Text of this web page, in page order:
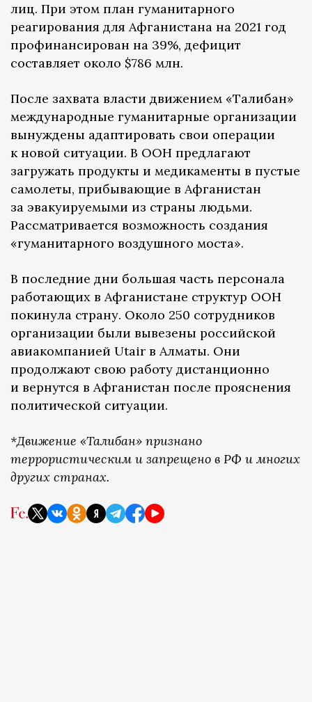
лиц. При этом план гуманитарного
реагирования для Афганистана на 2021 год
профинансирован на 39%, дефицит
составляет около $786 млн.
После захвата власти движением «Талибан»
международные гуманитарные организации
вынуждены адаптировать свои операции
к новой ситуации. В ООН предлагают
загружать продукты и медикаменты в пустые
самолеты, прибывающие в Афганистан
за эвакуируемыми из страны людьми.
Рассматривается возможность создания
«гуманитарного воздушного моста».
В последние дни большая часть персонала
работающих в Афганистане структур ООН
покинула страну. Около 250 сотрудников
организации были вывезены российской
авиакомпанией Utair в Алматы. Они
продолжают свою работу дистанционно
и вернутся в Афганистан после прояснения
политической ситуации.
*Движение «Талибан» признано
террористическим и запрещено в РФ и многих
других странах.